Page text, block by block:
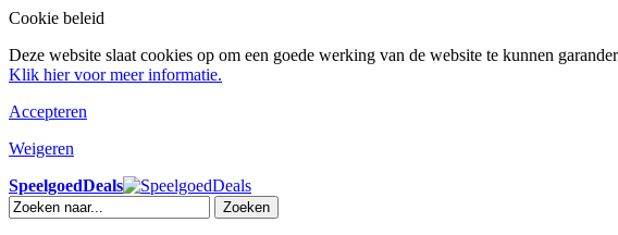
Cookie beleid
Deze website slaat cookies op om een goede werking van de website te kunnen
Klik hier voor meer informatie.
Accepteren
Weigeren
SpeelgoedDeals
Zoeken